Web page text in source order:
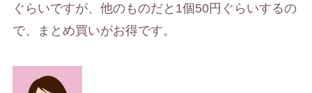
ぐらいですが、他のものだと1個50円ぐらいするの
で、まとめ買いがお得です。